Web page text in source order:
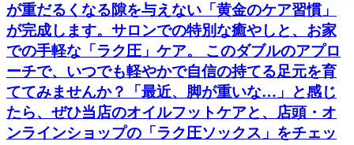
が重だるくなる隙を与えない「黄金のケア習慣」
が完成します。サロンでの特別な癒やしと、お家
での手軽な「ラク圧」ケア。 このダブルのアプロ
ーチで、いつでも軽やかで自信の持てる足元を育
ててみませんか？「最近、脚が重いな…」と感じ
たら、ぜひ当店のオイルフットケアと、店頭・オ
ンラインショップの「ラク圧ソックス」をチェッ